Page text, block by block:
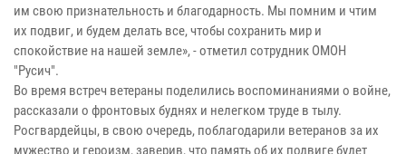
им свою признательность и благодарность. Мы помним и чтим
их подвиг, и будем делать все, чтобы сохранить мир и
спокойствие на нашей земле», - отметил сотрудник ОМОН
"Русич".
Во время встреч ветераны поделились воспоминаниями о войне,
рассказали о фронтовых буднях и нелегком труде в тылу.
Росгвардейцы, в свою очередь, поблагодарили ветеранов за их
мужество и героизм, заверив, что память об их подвиге будет